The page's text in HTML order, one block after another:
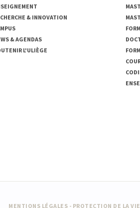
& INNOVATION
& AGENDAS
L'ULIÈGE
MENTIONS LÉGALES - PROTECTION DE LA